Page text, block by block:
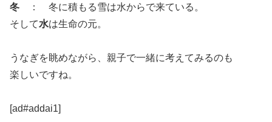
冬 ： 冬に積もる雪は水からで来ている。
そして水は生命の元。
うなぎを眺めながら、親子で一緒に考えてみるのも
楽しいですね。
[ad#addai1]